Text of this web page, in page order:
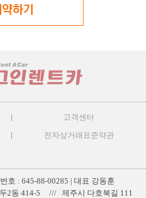
고객센터
전자상거래표준약관
호 : 645-88-00285 | 대표 강동훈
2동 414-5 /// 제주시 다호북길 111